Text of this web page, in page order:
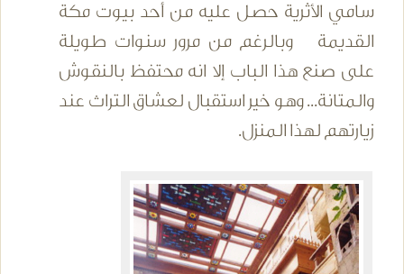
سامي الأثرية حصل عليه من أحد بيوت مكة
القديمة وبالرغم من مرور سنوات طويلة
على صنع هذا الباب إلا انه محتفظ بالنقوش
والمتانة... وهو خير استقبال لعشاق التراث عند
زيارتهم لهذا المنزل.